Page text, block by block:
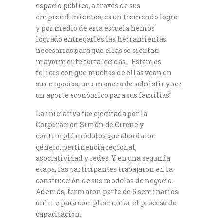
espacio público, a través de sus
emprendimientos, es un tremendo logro
y por medio de esta escuela hemos
logrado entregarles las herramientas
necesarias para que ellas se sientan
mayormente fortalecidas… Estamos
felices con que muchas de ellas vean en
sus negocios, una manera de subsistir y ser
un aporte económico para sus familias”
La iniciativa fue ejecutada por la
Corporación Simón de Cirene y
contempló módulos que abordaron
género, pertinencia regional,
asociatividad y redes. Y en una segunda
etapa, las participantes trabajaron en la
construcción de sus modelos de negocio.
Además, formaron parte de 5 seminarios
online para complementar el proceso de
capacitación.